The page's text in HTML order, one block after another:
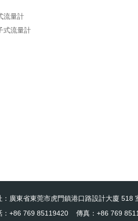
流量計
式流量計
：廣東省東莞市虎門鎮港口路設計大廈 518
：+86 769 85119420 傳真：+86 769